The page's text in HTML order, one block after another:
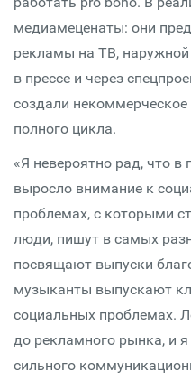
медиамеценаты: они
рекламы на ТВ,
в прессе и через
создали некоммерческое
полного цикла.
«Я невероятно рад, что в
выросло внимание к
проблемах, с которыми
люди, пишут в самых
посвящают выпуски
музыканты выпускают
социальных проблемах.
до рекламного рынка, и
сильного